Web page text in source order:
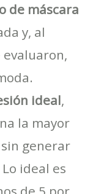
de máscara
y, al
evaluaron,
ideal,
la mayor
generar
ideal es